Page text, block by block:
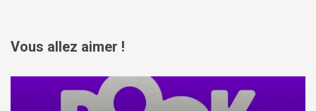
Vous allez aimer !